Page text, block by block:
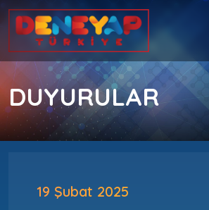
DUYURULAR
19 Şubat 2025